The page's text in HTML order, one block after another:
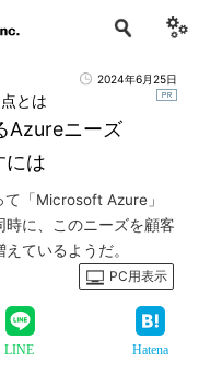
2024年6月25日
Azureニーズ
には
とは
「Microsoft Azure」
に、このニーズを顧客
ているようだ。
PC用表示
LINE Hatena